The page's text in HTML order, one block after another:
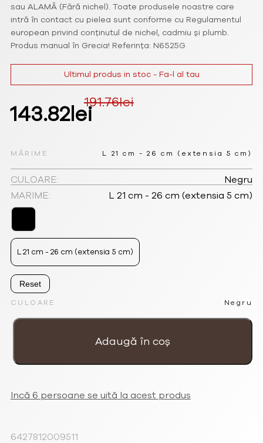
sau ALAMĂ (Fără nichel). Toate produsele noastre care
intră în contact cu pielea sunt conforme cu Regulamentul
european privind conținutul de nichel, cadmiu și plumb.
Produs manual în Grecia! Referința: N6525G
191.76lei
Prețul
a
fost:
191.76lei.
143.82leiPrețul
este:
143.82lei.
CULOARE Negru
MĂRIME L 21 cm - 26 cm (extensia 5 cm)
CULOARE:
Negru
MARIME:
L 21 cm - 26 cm (extensia 5 cm)
L 21 cm - 26 cm (extensia 5 cm)
Reset
Ultimul produs in stoc - Fa-l al tau
Cantitate
pandantive
cu
aur
Adaugă în coș
Incă 6 persoane se uită la acest produs
6427812009511